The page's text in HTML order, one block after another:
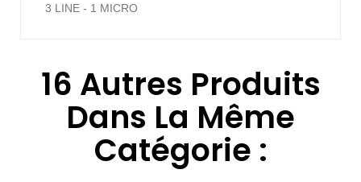
3 LINE - 1 MICRO
16 Autres Produits
Dans La Même
Catégorie :